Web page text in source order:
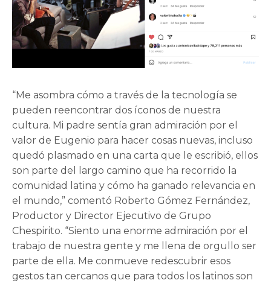
“Me asombra cómo a través de la tecnología se
pueden reencontrar dos íconos de nuestra
cultura. Mi padre sentía gran admiración por el
valor de Eugenio para hacer cosas nuevas, incluso
quedó plasmado en una carta que le escribió, ellos
son parte del largo camino que ha recorrido la
comunidad latina y cómo ha ganado relevancia en
el mundo,” comentó Roberto Gómez Fernández,
Productor y Director Ejecutivo de Grupo
Chespirito. “Siento una enorme admiración por el
trabajo de nuestra gente y me llena de orgullo ser
parte de ella. Me conmueve redescubrir esos
gestos tan cercanos que para todos los latinos son